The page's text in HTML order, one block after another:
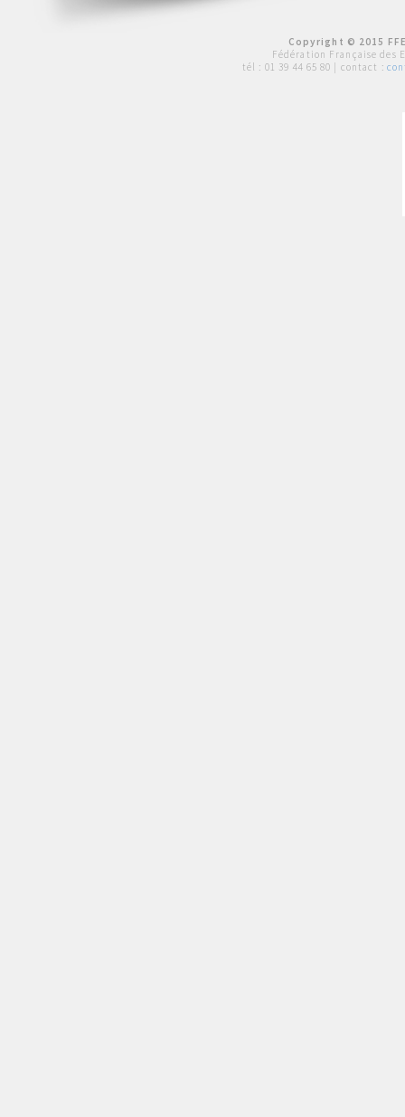
Copyright © 2015
Fédération Française des
tél : 01 39 44 65 80 | contact :